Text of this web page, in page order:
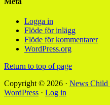
Logga in
Flöde för inlägg
Flöde för kommentarer
WordPress.org
Return to top of page
Copyright © 2026 · News Child
WordPress · Log in